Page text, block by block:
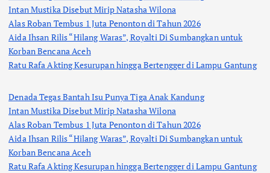
Intan Mustika Disebut Mirip Natasha Wilona
Alas Roban Tembus 1 Juta Penonton di Tahun 2026
Aida Ihsan Rilis “Hilang Waras”, Royalti Di Sumbangkan untuk
Korban Bencana Aceh
Ratu Rafa Akting Kesurupan hingga Bertengger di Lampu Gantung
Denada Tegas Bantah Isu Punya Tiga Anak Kandung
Intan Mustika Disebut Mirip Natasha Wilona
Alas Roban Tembus 1 Juta Penonton di Tahun 2026
Aida Ihsan Rilis “Hilang Waras”, Royalti Di Sumbangkan untuk
Korban Bencana Aceh
Ratu Rafa Akting Kesurupan hingga Bertengger di Lampu Gantung